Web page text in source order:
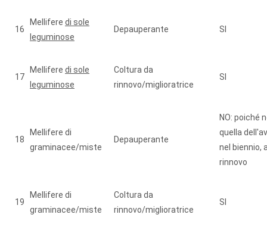
16
Mellifere di sole
leguminose
Depauperante SI
17
Mellifere di sole
leguminose
Coltura da
rinnovo/miglioratrice
SI
18
Mellifere di
graminacee/miste
Depauperante
NO: poiché
quella
nel biennio,
rinnovo
19
Mellifere di
graminacee/miste
Coltura da
rinnovo/miglioratrice
SI